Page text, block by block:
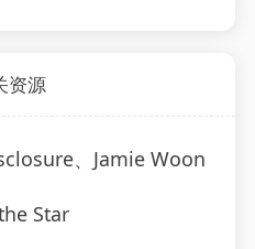
资源
、Jamie Woon
Star